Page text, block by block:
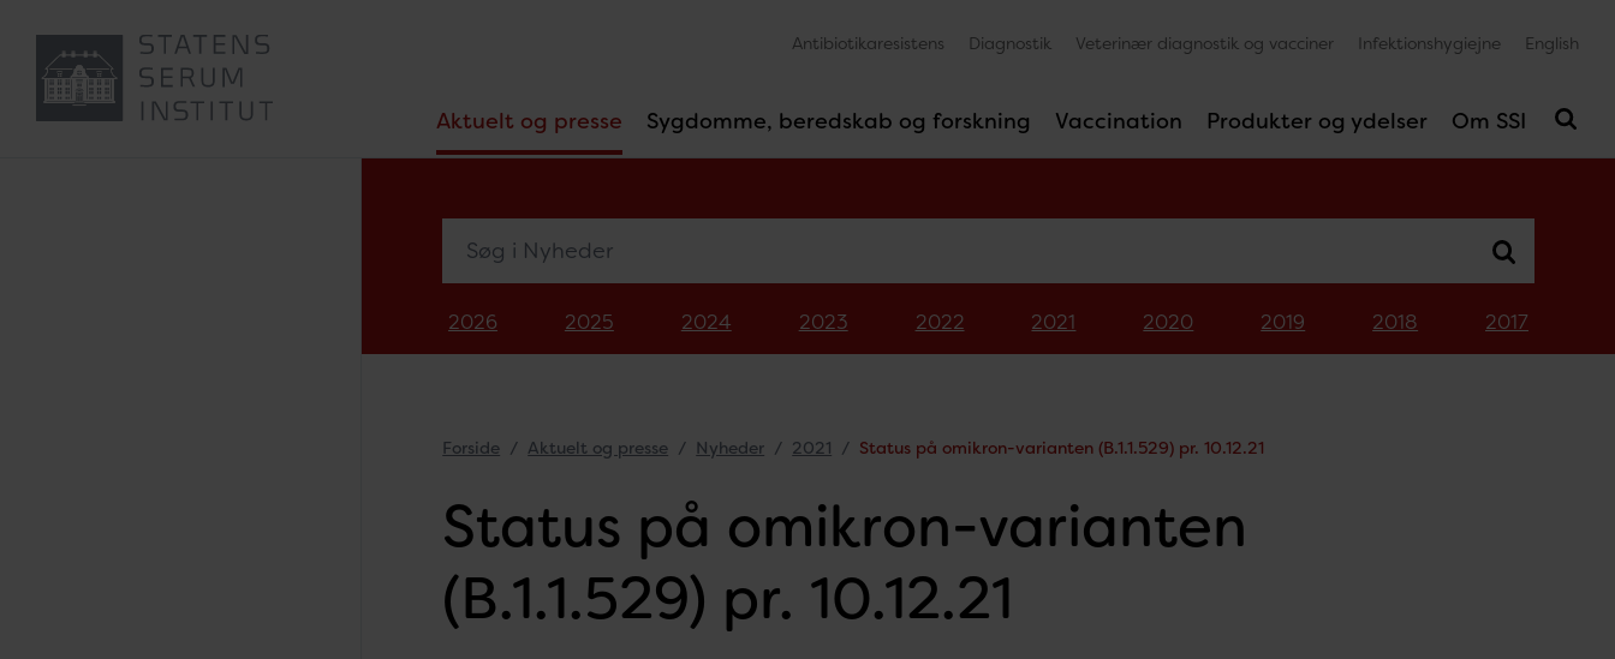
Aktuelt og presse Sygdomme, beredskab og forskning Vaccination Produkter og ydelser Om SSI
Antibiotikaresistens Diagnostik Veterinær diagnostik og vacciner Infektionshygiejne English
2026 2025 2024 2023 2022 2021 2020 2019 2018 2017
Forside Aktuelt og presse Nyheder 2021 Status på omikron-varianten (B.1.1.529) pr. 10.12.21
Status på omikron-varianten
(B.1.1.529) pr. 10.12.21